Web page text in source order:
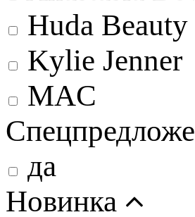
Huda Beauty
Kylie Jenner
MAC
да
Новинка